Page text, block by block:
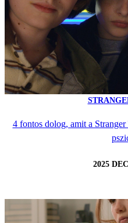
4 fontos dolog, amit a
2025